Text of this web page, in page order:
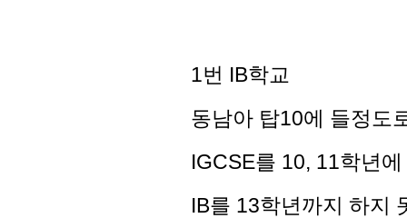
1번 IB학교
동남아 탑10에 들정도
IGCSE를 10, 11학년
IB를 13학년까지 하지